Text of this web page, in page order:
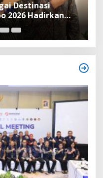
Destinasi
2026 Hadirkan